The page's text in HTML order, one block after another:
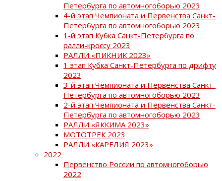
Петербурга по автомногоборью 2023
4-й этап Чемпионата и Первенства Санкт-
Петербурга по автомногоборью 2023
1-й этап Кубка Санкт-Петербурга по
ралли-кроссу 2023
РАЛЛИ «ПИКНИК 2023»
1 этап Кубка Санкт-Петербурга по дрифту
2023
3-й этап Чемпионата и Первенства Санкт-
Петербурга по автомногоборью 2023
2-й этап Чемпионата и Первенства Санкт-
Петербурга по автомногоборью 2023
РАЛЛИ «ЯККИМА 2023»
МОТОТРЕК 2023
РАЛЛИ «КАРЕЛИЯ 2023»
2022
Первенство России по автомногоборью
2022